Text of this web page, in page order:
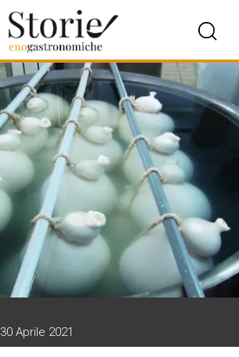
30 Aprile 2021